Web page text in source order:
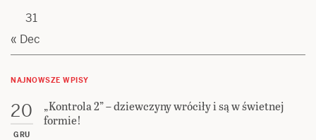
31
« Dec
NAJNOWSZE WPISY
20
GRU
„Kontrola 2” – dziewczyny wróciły i są w świetnej
formie!